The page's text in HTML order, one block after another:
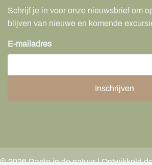
Schrijf je in voor onze nieuwsbrief om
blijven van nieuwe en komende
E-mailadres
©2026Dagje in de natuur | Ontwikkeld